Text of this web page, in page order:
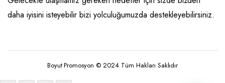
daha iyisini isteyebilir bizi yolculuğumuzda destekleyebilirsiniz.
Boyut Promosyon © 2024 Tüm Hakları Saklıdır